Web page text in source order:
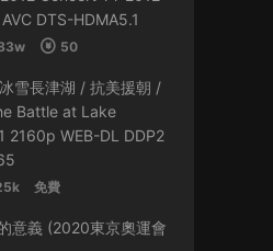
06
Side Joey My Secret
DTS-HDMA5.1
50
雪長津湖 / 抗美援朝 /
Battle at Lake
2160p WEB-DL DDP2
免費
意義 (2020東京奧運會